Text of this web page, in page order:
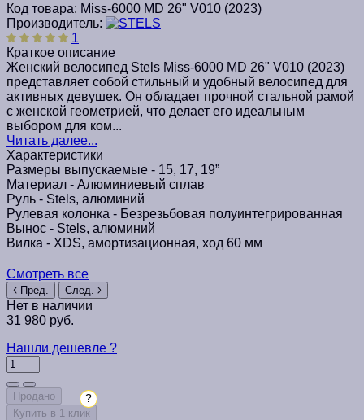
Код товара: Miss-6000 MD 26" V010 (2023)
Производитель:
1
Краткое описание
Женский велосипед Stels Miss-6000 MD 26" V010 (2023)
представляет собой стильный и удобный велосипед для
активных девушек. Он обладает прочной стальной рамой
с женской геометрией, что делает его идеальным
выбором для ком...
Читать далее...
Характеристики
Размеры выпускаемые - 15, 17, 19”
Материал - Алюминиевый сплав
Руль - Stels, алюминий
Рулевая колонка - Безрезьбовая полуинтегрированная
Вынос - Stels, алюминий
Вилка - XDS, амортизационная, ход 60 мм
Смотреть все
Пред. След.
Нет в наличии
31 980 руб.
Нашли дешевле ?
Продано
Купить в 1 клик
?